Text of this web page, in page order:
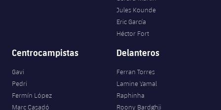
Jules Kounde
Eric García
Héctor Fort
Centrocampistas
Gavi
Pedri
Fermín López
Marc Casadó
Delanteros
Ferran Torres
Lamine Yamal
Raphinha
Roony Bardghji